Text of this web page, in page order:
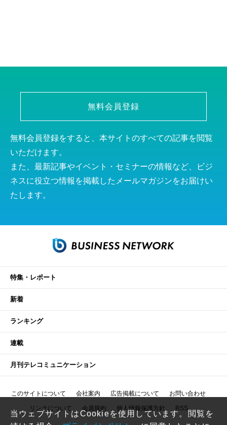
無料会員登録
無料会員登録をすると、本サイトのすべての記事を閲覧
いただけます。
また、最新記事やイベント・セミナーの情報など、ビジ
ネスに役立つ情報を掲載したメールマガジンをお届けい
たします。
特集・レポート
新着
ランキング
連載
月刊テレコミュニケーション
このサイトについて 会社案内 広告掲載について お問い合わせ
リンクについて 会員規約 個人情報保護方針 RSS
当ウェブサイトはCookieを使用しています。閲覧を